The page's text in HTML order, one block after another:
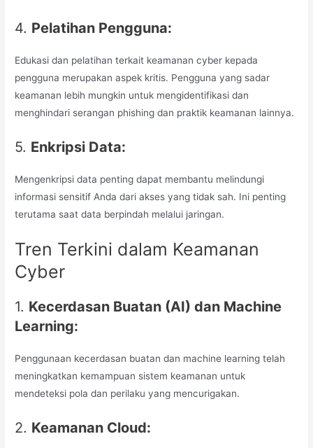
4. Pelatihan Pengguna:
Edukasi dan pelatihan terkait keamanan cyber kepada
pengguna merupakan aspek kritis. Pengguna yang sadar
keamanan lebih mungkin untuk mengidentifikasi dan
menghindari serangan phishing dan praktik keamanan lainnya.
5. Enkripsi Data:
Mengenkripsi data penting dapat membantu melindungi
informasi sensitif Anda dari akses yang tidak sah. Ini penting
terutama saat data berpindah melalui jaringan.
Tren Terkini dalam Keamanan
Cyber
1. Kecerdasan Buatan (AI) dan Machine
Learning:
Penggunaan kecerdasan buatan dan machine learning telah
meningkatkan kemampuan sistem keamanan untuk
mendeteksi pola dan perilaku yang mencurigakan.
2. Keamanan Cloud: